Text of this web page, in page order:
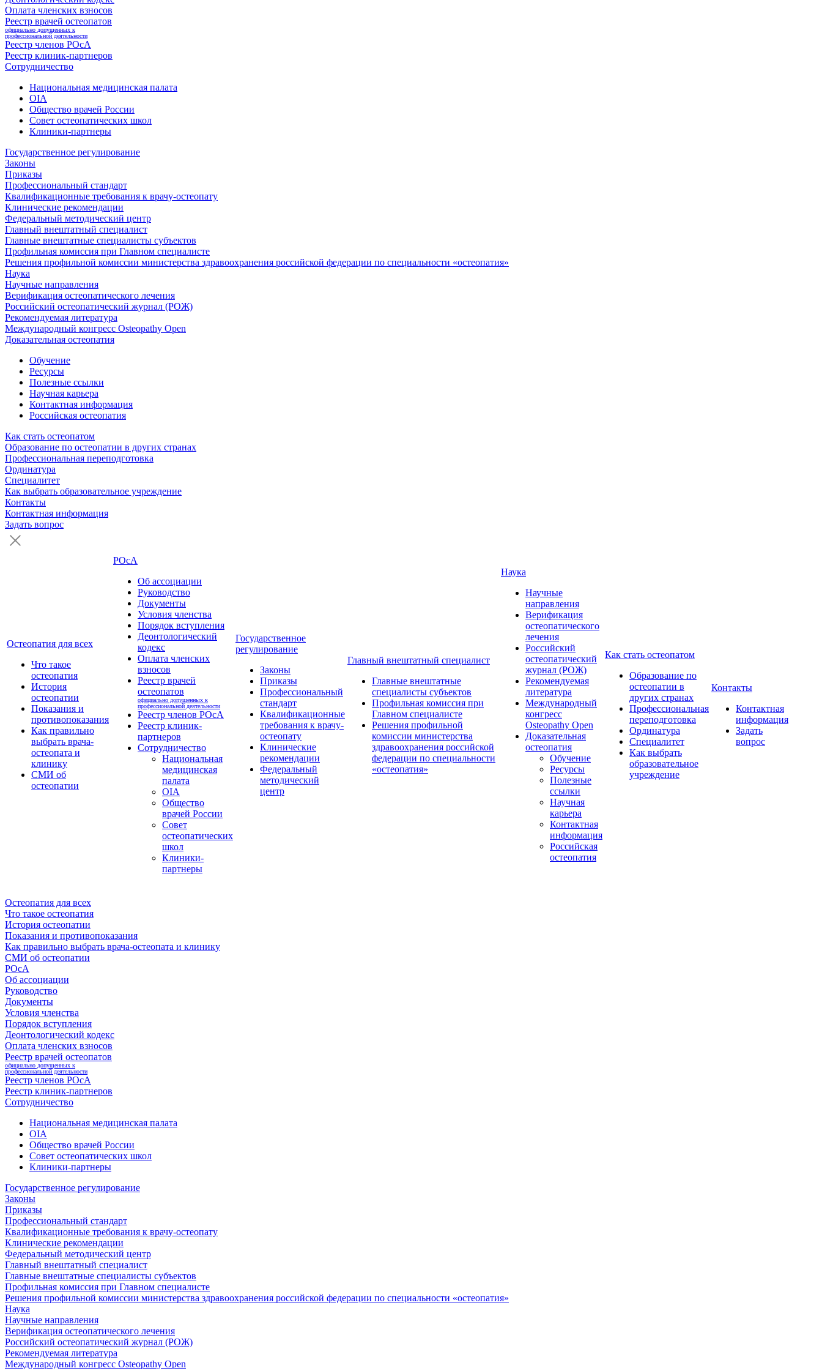
Оплата членских взносов
Реестр врачей остеопатов
официально допущенных к
профессиональной деятельности
Реестр членов РОсА
Реестр клиник-партнеров
Сотрудничество
Национальная медицинская палата
OIA
Общество врачей России
Совет остеопатических школ
Клиники-партнеры
Государственное регулирование
Законы
Приказы
Профессиональный стандарт
Квалификационные требования к врачу-остеопату
Клинические рекомендации
Федеральный методический центр
Главный внештатный специалист
Главные внештатные специалисты субъектов
Профильная комиссия при Главном специалисте
Решения профильной комиссии министерства здравоохранения российской федерации по специальности «остеопатия»
Наука
Научные направления
Верификация остеопатического лечения
Российский остеопатический журнал (РОЖ)
Рекомендуемая литература
Международный конгресс Osteopathy Open
Доказательная остеопатия
Обучение
Ресурсы
Полезные ссылки
Научная карьера
Контактная информация
Российская остеопатия
Как стать остеопатом
Образование по остеопатии в других странах
Профессиональная переподготовка
Ординатура
Специалитет
Как выбрать образовательное учреждение
Контакты
Контактная информация
Задать вопрос
Остеопатия для всех
Что такое
остеопатия
История
остеопатии
Показания и
противопоказания
Как правильно
выбрать врача-
остеопата и
клинику
СМИ об
остеопатии
РОсА
Об ассоциации
Руководство
Документы
Условия членства
Порядок вступления
Деонтологический
кодекс
Оплата членских
взносов
Реестр врачей
остеопатов
официально допущенных к
профессиональной деятельности
Реестр членов РОсА
Реестр клиник-
партнеров
Сотрудничество
Национальная
медицинская
палата
OIA
Общество
врачей России
Совет
остеопатических
школ
Клиники-
партнеры
Государственное
регулирование
Законы
Приказы
Профессиональный
стандарт
Квалификационные
требования к врачу-
остеопату
Клинические
рекомендации
Федеральный
методический
центр
Главный внештатный специалист
Главные внештатные
специалисты субъектов
Профильная комиссия при
Главном специалисте
Решения профильной
комиссии министерства
здравоохранения российской
федерации по специальности
«остеопатия»
Наука
Научные
направления
Верификация
остеопатического
лечения
Российский
остеопатический
журнал (РОЖ)
Рекомендуемая
литература
Международный
конгресс
Osteopathy Open
Доказательная
остеопатия
Обучение
Ресурсы
Полезные
ссылки
Научная
карьера
Контактная
информация
Российская
остеопатия
Как стать остеопатом
Образование по
остеопатии в
других странах
Профессиональная
переподготовка
Ординатура
Специалитет
Как выбрать
образовательное
учреждение
Контакты
Контактная
информация
Задать
вопрос
Остеопатия для всех
Что такое остеопатия
История остеопатии
Показания и противопоказания
Как правильно выбрать врача-остеопата и клинику
СМИ об остеопатии
РОсА
Об ассоциации
Руководство
Документы
Условия членства
Порядок вступления
Деонтологический кодекс
Оплата членских взносов
Реестр врачей остеопатов
официально допущенных к
профессиональной деятельности
Реестр членов РОсА
Реестр клиник-партнеров
Сотрудничество
Национальная медицинская палата
OIA
Общество врачей России
Совет остеопатических школ
Клиники-партнеры
Государственное регулирование
Законы
Приказы
Профессиональный стандарт
Квалификационные требования к врачу-остеопату
Клинические рекомендации
Федеральный методический центр
Главный внештатный специалист
Главные внештатные специалисты субъектов
Профильная комиссия при Главном специалисте
Решения профильной комиссии министерства здравоохранения российской федерации по специальности «остеопатия»
Наука
Научные направления
Верификация остеопатического лечения
Российский остеопатический журнал (РОЖ)
Рекомендуемая литература
Международный конгресс Osteopathy Open